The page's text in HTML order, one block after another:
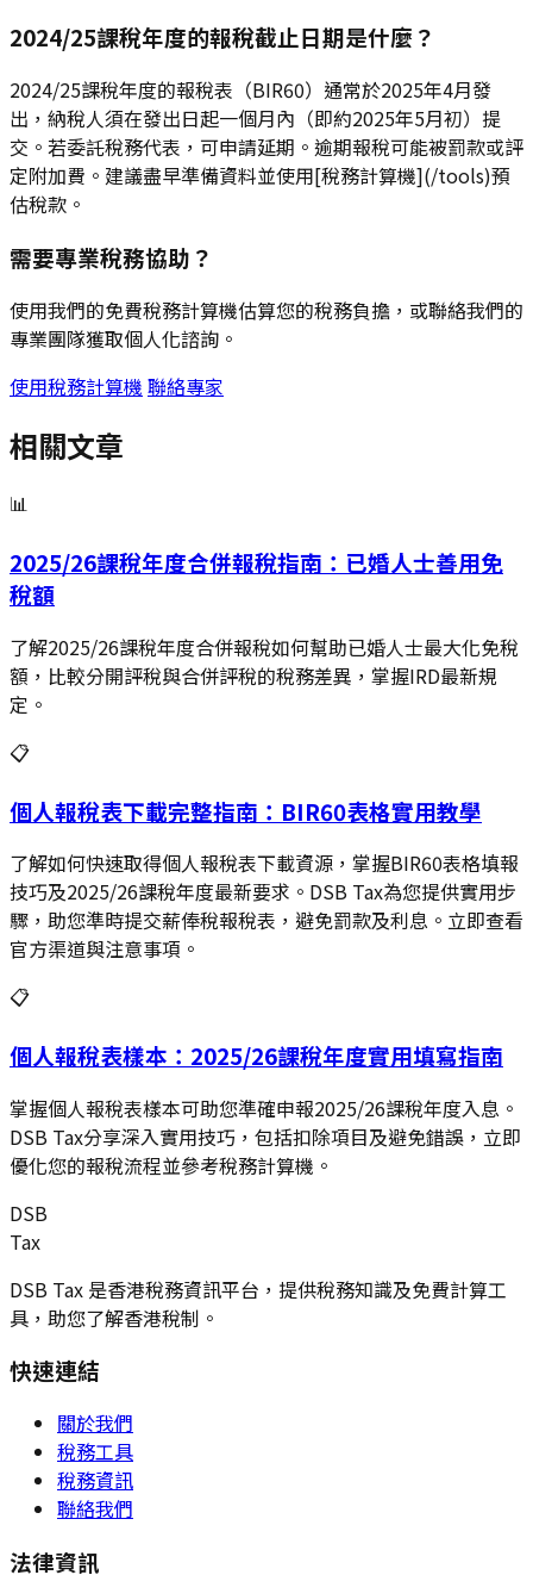
2024/25課稅年度的報稅截止日期是什麼？
2024/25課稅年度的報稅表（BIR60）通常於2025年4月發
出，納稅人須在發出日起一個月內（即約2025年5月初）提
交。若委託稅務代表，可申請延期。逾期報稅可能被罰款或評
定附加費。建議盡早準備資料並使用[稅務計算機](/tools)預
估稅款。
需要專業稅務協助？
使用我們的免費稅務計算機估算您的稅務負擔，或聯絡我們的
專業團隊獲取個人化諮詢。
使用稅務計算機 聯絡專家
相關文章
📊
2025/26課稅年度合併報稅指南：已婚人士善用免
稅額
了解2025/26課稅年度合併報稅如何幫助已婚人士最大化免稅
額，比較分開評稅與合併評稅的稅務差異，掌握IRD最新規
定。
📋
個人報稅表下載完整指南：BIR60表格實用教學
了解如何快速取得個人報稅表下載資源，掌握BIR60表格填報
技巧及2025/26課稅年度最新要求。DSB Tax為您提供實用步
驟，助您準時提交薪俸稅報稅表，避免罰款及利息。立即查看
官方渠道與注意事項。
📋
個人報稅表樣本：2025/26課稅年度實用填寫指南
掌握個人報稅表樣本可助您準確申報2025/26課稅年度入息。
DSB Tax分享深入實用技巧，包括扣除項目及避免錯誤，立即
優化您的報稅流程並參考稅務計算機。
DSB
Tax
DSB Tax 是香港稅務資訊平台，提供稅務知識及免費計算工
具，助您了解香港稅制。
快速連結
關於我們
稅務工具
稅務資訊
聯絡我們
法律資訊